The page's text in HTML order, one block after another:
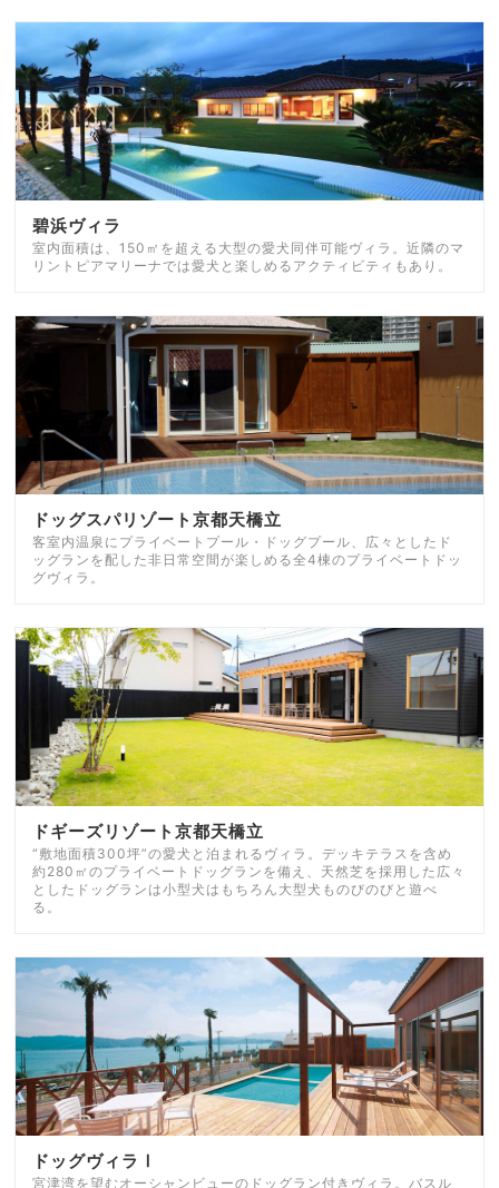
碧浜ヴィラ
室内面積は、150㎡を超える大型の愛犬同伴可能ヴィラ。近隣のマ
リントピアマリーナでは愛犬と楽しめるアクティビティもあり。
ドッグスパリゾート京都天橋立
客室内温泉にプライベートプール・ドッグプール、広々としたド
ッグランを配した非日常空間が楽しめる全4棟のプライベートドッ
グヴィラ。
ドギーズリゾート京都天橋立
“敷地面積300坪”の愛犬と泊まれるヴィラ。デッキテラスを含め
約280㎡のプライベートドッグランを備え、天然芝を採用した広々
としたドッグランは小型犬はもちろん大型犬ものびのびと遊べ
る。
ドッグヴィラⅠ
宮津湾を望むオーシャンビューのドッグラン付きヴィラ。バスル